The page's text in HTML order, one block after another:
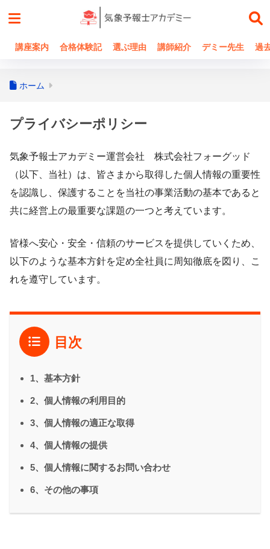
講座案内 合格体験記 選ぶ理由 講師紹介 デミー先生 過
ホーム
プライバシーポリシー
気象予報士アカデミー運営会社 株式会社フォーグッド
（以下、当社）は、皆さまから取得した個人情報の重要性
を認識し、保護することを当社の事業活動の基本であると
共に経営上の最重要な課題の一つと考えています。
皆様へ安心・安全・信頼のサービスを提供していくため、
以下のような基本方針を定め全社員に周知徹底を図り、こ
れを遵守しています。
目次
1、基本方針
2、個人情報の利用目的
3、個人情報の適正な取得
4、個人情報の提供
5、個人情報に関するお問い合わせ
6、その他の事項